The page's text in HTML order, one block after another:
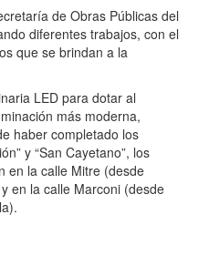
de Obras Públicas del
diferentes trabajos, con el
que se brindan a la
LED para dotar al
más moderna,
haber completado los
y “San Cayetano”, los
en la calle Mitre (desde
en la calle Marconi (desde